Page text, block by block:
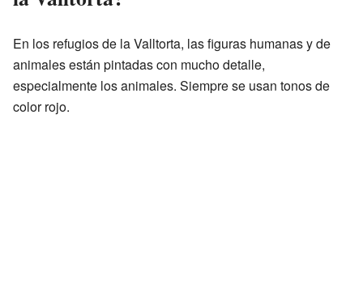
En los refugios de la Valltorta, las figuras humanas y de
animales están pintadas con mucho detalle,
especialmente los animales. Siempre se usan tonos de
color rojo.